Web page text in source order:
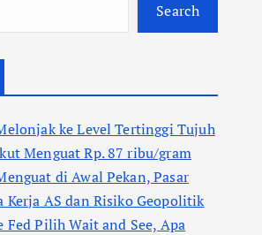
Search
ke Level Tertinggi Tujuh
Menguat Rp. 87 ribu/gram
di Awal Pekan, Pasar
Kerja AS dan Risiko Geopolitik
Fed Pilih Wait and See, Apa